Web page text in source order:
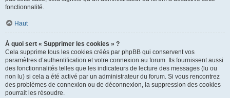
fonctionnalité.
Haut
À quoi sert « Supprimer les cookies » ?
Cela supprime tous les cookies créés par phpBB qui conservent vos
paramètres d’authentification et votre connexion au forum. Ils fournissent aussi
des fonctionnalités telles que les indicateurs de lecture des messages (lu ou
non lu) si cela a été activé par un administrateur du forum. Si vous rencontrez
des problèmes de connexion ou de déconnexion, la suppression des cookies
pourrait les résoudre.